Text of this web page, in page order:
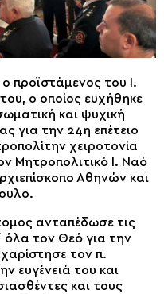
προϊστάμενος του Ι.
ο οποίος ευχήθηκε
και ψυχική
για την 24η επέτειο
χειροτονία
Μητροπολιτικό Ι. Ναό
Αθηνών και
ανταπέδωσε τις
όλα τον Θεό για την
τον π.
ευγένειά του και
και τους